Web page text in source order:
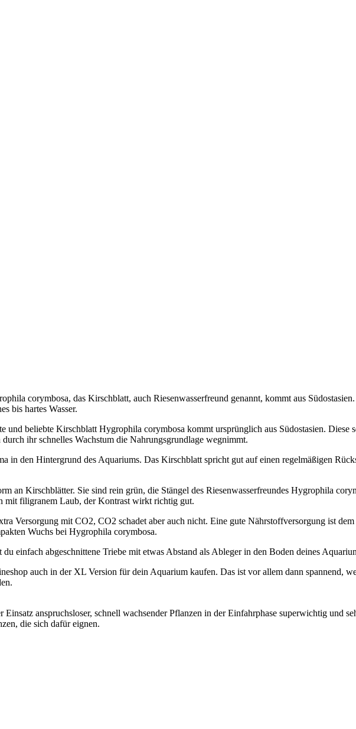
corymbosa, das Kirschblatt, auch Riesenwasserfreund genannt, kommt aus
bis hartes Wasser.
und beliebte Kirschblatt Hygrophila corymbosa kommt ursprünglich aus Südostasien. Diese
ihr schnelles Wachstum die Nahrungsgrundlage wegnimmt.
in den Hintergrund des Aquariums. Das Kirschblatt spricht gut auf einen regelmäßigen
an Kirschblätter. Sie sind rein grün, die Stängel des Riesenwasserfreundes Hygrophila
mit filigranem Laub, der Kontrast wirkt richtig gut.
Versorgung mit CO2, CO2 schadet aber auch nicht. Eine gute Nährstoffversorgung ist
Wuchs bei Hygrophila corymbosa.
einfach abgeschnittene Triebe mit etwas Abstand als Ableger in den Boden deines
auch in der XL Version für dein Aquarium kaufen. Das ist vor allem dann spannend,
anspruchsloser, schnell wachsender Pflanzen in der Einfahrphase superwichtig und
die sich dafür eignen.